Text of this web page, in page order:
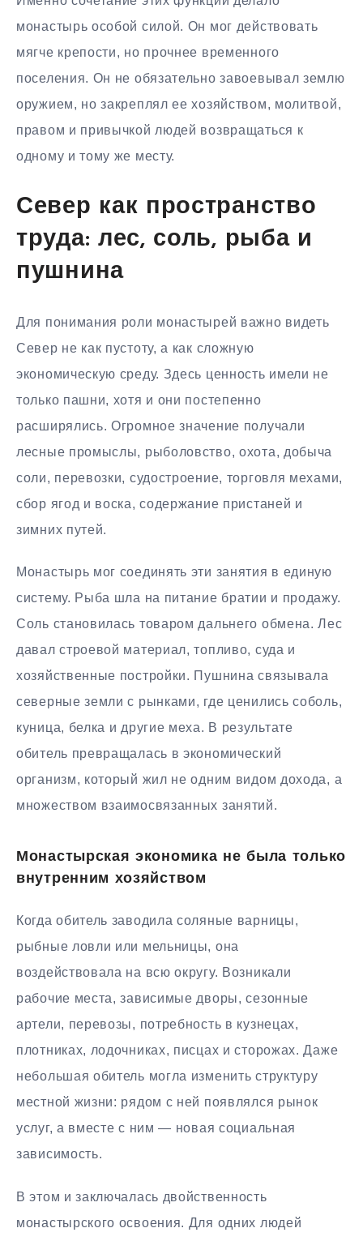
монастырь особой силой. Он мог действовать
мягче крепости, но прочнее временного
поселения. Он не обязательно завоевывал землю
оружием, но закреплял ее хозяйством, молитвой,
правом и привычкой людей возвращаться к
одному и тому же месту.
Север как пространство
труда: лес, соль, рыба и
пушнина
Для понимания роли монастырей важно видеть
Север не как пустоту, а как сложную
экономическую среду. Здесь ценность имели не
только пашни, хотя и они постепенно
расширялись. Огромное значение получали
лесные промыслы, рыболовство, охота, добыча
соли, перевозки, судостроение, торговля мехами,
сбор ягод и воска, содержание пристаней и
зимних путей.
Монастырь мог соединять эти занятия в единую
систему. Рыба шла на питание братии и продажу.
Соль становилась товаром дальнего обмена. Лес
давал строевой материал, топливо, суда и
хозяйственные постройки. Пушнина связывала
северные земли с рынками, где ценились соболь,
куница, белка и другие меха. В результате
обитель превращалась в экономический
организм, который жил не одним видом дохода, а
множеством взаимосвязанных занятий.
Монастырская экономика не была только
внутренним хозяйством
Когда обитель заводила соляные варницы,
рыбные ловли или мельницы, она
воздействовала на всю округу. Возникали
рабочие места, зависимые дворы, сезонные
артели, перевозы, потребность в кузнецах,
плотниках, лодочниках, писцах и сторожах. Даже
небольшая обитель могла изменить структуру
местной жизни: рядом с ней появлялся рынок
услуг, а вместе с ним — новая социальная
зависимость.
В этом и заключалась двойственность
монастырского освоения. Для одних людей